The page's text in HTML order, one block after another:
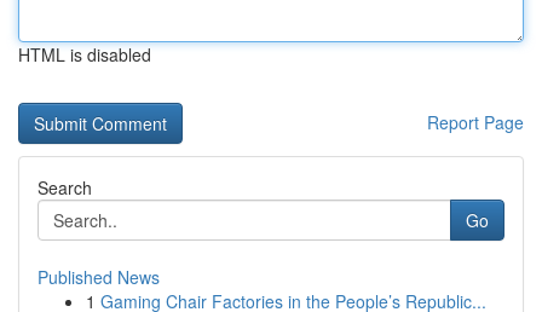
HTML is disabled
Report Page
Search
Go
Published News
1 Gaming Chair Factories in the People’s Republic...